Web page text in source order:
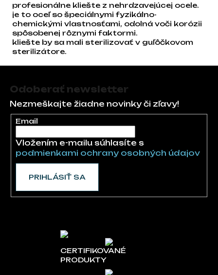
profesionálne kliešte z nehrdzavejúcej ocele.
je to oceľ so špeciálnymi fyzikálno-
chemickými vlastnosťami, odolná voči korózii
spôsobenej rôznymi faktormi.
kliešte by sa mali sterilizovať v guľôčkovom
sterilizátore.
Odoberať newsletter
Nezmeškajte žiadne novinky či zľavy!
Email
Vložením e-mailu súhlasíte s
podmienkami ochrany osobných údajov
PRIHLÁSIŤ SA
CERTIFIKOVANÉ
PRODUKTY